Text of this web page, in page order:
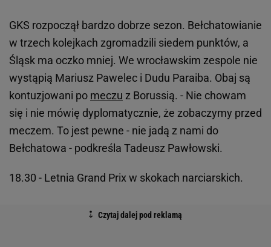
GKS rozpoczął bardzo dobrze sezon. Bełchatowianie
w trzech kolejkach zgromadzili siedem punktów, a
Śląsk ma oczko mniej. We wrocławskim zespole nie
wystąpią Mariusz Pawelec i Dudu Paraiba. Obaj są
kontuzjowani po meczu z Borussią. - Nie chowam
się i nie mówię dyplomatycznie, że zobaczymy przed
meczem. To jest pewne - nie jadą z nami do
Bełchatowa - podkreśla Tadeusz Pawłowski.
18.30 - Letnia Grand Prix w skokach narciarskich.